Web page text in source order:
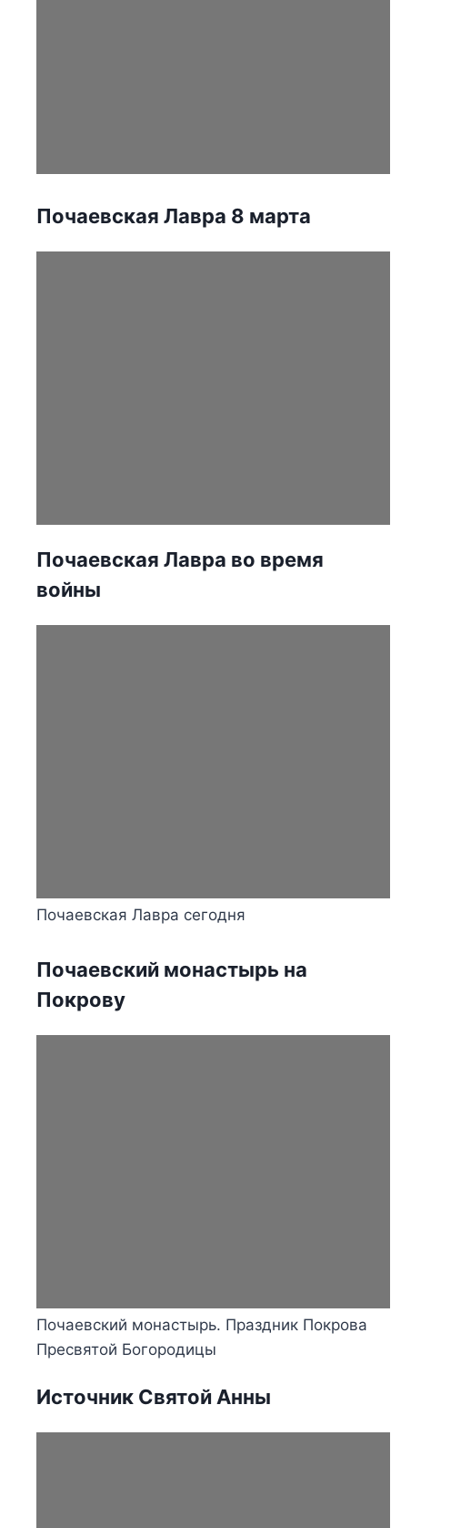
Почаевская Лавра 8 марта
Почаевская Лавра во время
войны
Почаевская Лавра сегодня
Почаевский монастырь на
Покрову
Почаевский монастырь. Праздник Покрова
Пресвятой Богородицы
Источник Святой Анны